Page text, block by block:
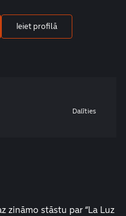
Ieiet profilā
Dalīties
zināmo stāstu par “La Luz